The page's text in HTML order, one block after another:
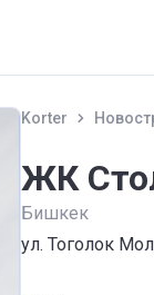
Korter
ЖК
Бишкек
ул. Тоголок